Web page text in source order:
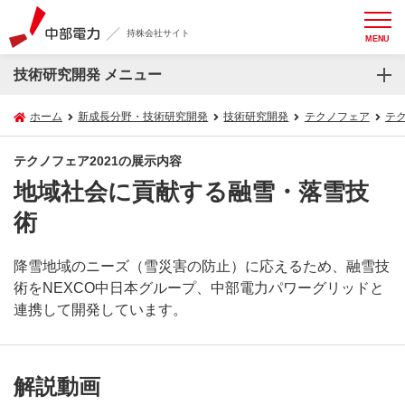
持株会社サイト MENU
技術研究開発 メニュー
ホーム 新成長分野・技術研究開発 技術研究開発 テクノフェア テ
テクノフェア2021の展示内容
地域社会に貢献する融雪・落雪技
術
降雪地域のニーズ（雪災害の防止）に応えるため、融雪技
術をNEXCO中日本グループ、中部電力パワーグリッドと
連携して開発しています。
解説動画